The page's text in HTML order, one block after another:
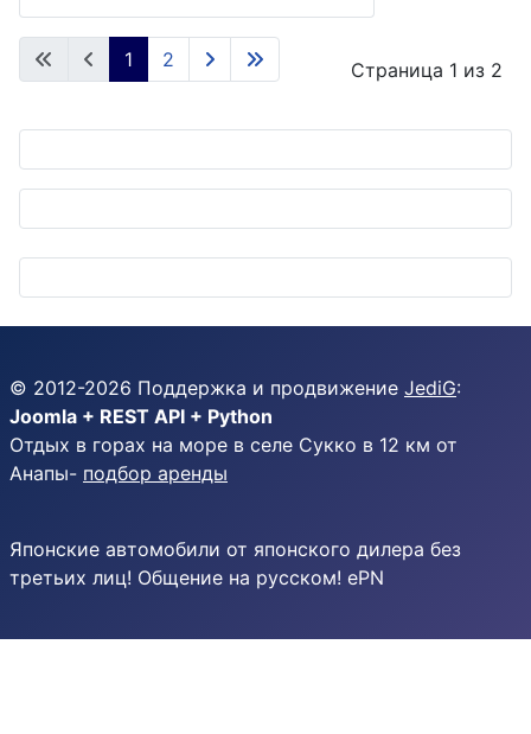
Страница 1 из 2
1 2
© 2012-2026 Поддержка и продвижение JediG:
Joomla + REST API + Python
Отдых в горах на море в селе Сукко в 12 км от
Анапы- подбор аренды
Японские автомобили от японского дилера без
третьих лиц! Общение на русском! ePN